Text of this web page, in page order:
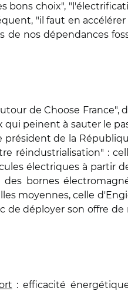
bons choix",
"il faut en
nos dépendances
de Choose France",
peinent à sauter le
de la
réindustrialisation" :
électriques à partir
bornes
moyennes, celle
déployer son offre de
: efficacité